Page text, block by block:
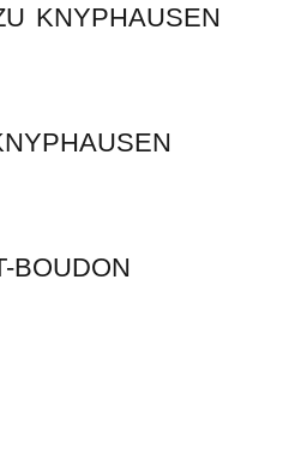
KNYPHAUSEN
BOUDON